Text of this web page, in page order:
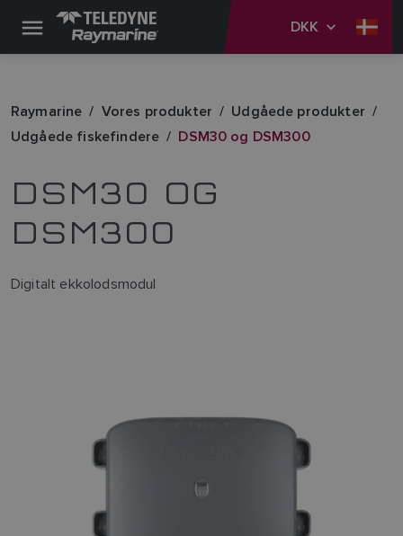
DKK
Raymarine Vores produkter
Udgåede produkter
Udgåede fiskefindere
DSM30 og DSM300
DSM30 OG
DSM300
Digitalt ekkolodsmodul